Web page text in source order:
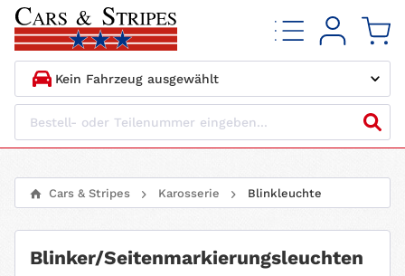
1. HERSTELLER
4. MOTORTYP
Cars & Stripes Karosserie Blinkleuchte
Blinker/Seitenmarkierungsleuchten